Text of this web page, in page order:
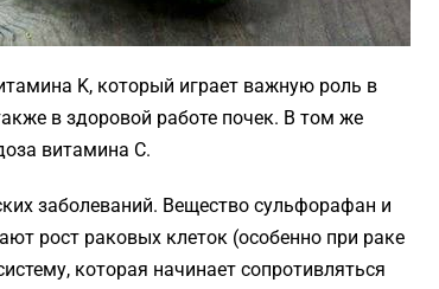
K, который играет важную роль в
в здоровой работе почек. В том же
витамина C.
заболеваний. Вещество сульфорафан и
рост раковых клеток (особенно при раке
которая начинает сопротивляться